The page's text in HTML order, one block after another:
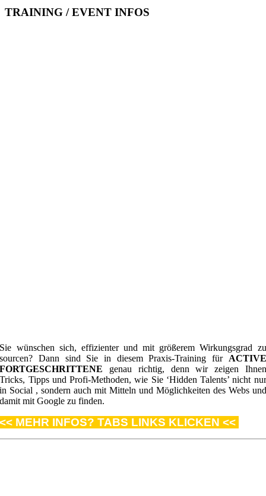
TRAINING / EVENT INFOS
Sie wünschen sich, effizienter und mit größerem Wirkungsgrad zu
sourcen? Dann sind Sie in diesem Praxis-Training für ACTIVE
FORTGESCHRITTENE genau richtig, denn wir zeigen Ihnen
Tricks, Tipps und Profi-Methoden, wie Sie ‘Hidden Talents’ nicht nur
in Social , sondern auch mit Mitteln und Möglichkeiten des Webs und
damit mit Google zu finden.
<< MEHR INFOS? TABS LINKS KLICKEN <<